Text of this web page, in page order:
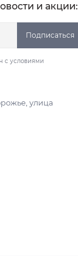
и акции:
Подписаться
с условиями
улица